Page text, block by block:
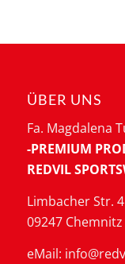
ÜBER UNS
Fa. Magdalena
-PREMIUM
REDVIL
Limbacher Str.
09247 Chemnitz
eMail: